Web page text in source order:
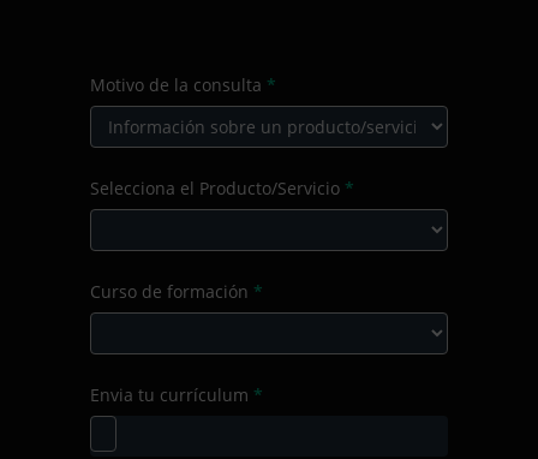
CONTACTO
PRINCIPAL
Motivo de la consulta *
de
Selecciona el Producto/Servicio *
Producto/Servicio
Curso de formación *
Envia tu currículum *